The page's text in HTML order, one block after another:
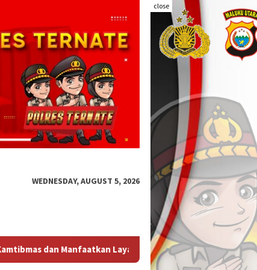
close
WEDNESDAY, AUGUST 5, 2026
110 Respons Cepat Sat Samapta Polres Ternate